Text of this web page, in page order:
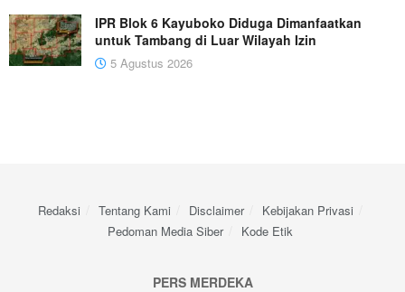
IPR Blok 6 Kayuboko Diduga Dimanfaatkan
untuk Tambang di Luar Wilayah Izin
5 Agustus 2026
Redaksi Tentang Kami Disclaimer
Kebijakan Privasi
Pedoman Media Siber
Kode Etik
PERS MERDEKA